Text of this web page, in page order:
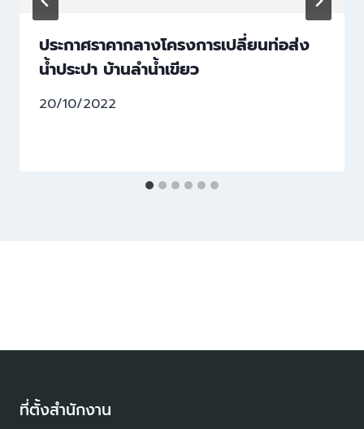
ประกาศราคากลางโครงการเปลี่ยนท่อส่ง
น้ำประปา บ้านลำน้ำเขียว
20/10/2022
ที่ตั้งสำนักงาน